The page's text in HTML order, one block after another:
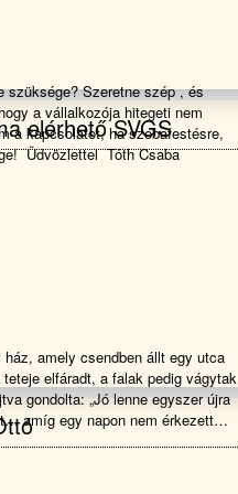
szüksége? Szeretne szép , és
a vállalkozója hitegeti nem
a kapcsolatot, ha szobafestésre,
Üdvözlettel Tóth Csaba
SVGS
amely csendben állt egy utca
elfáradt, a falak pedig vágytak
gondolta: „Jó lenne egyszer újra
amíg egy napon nem érkezett
Mi vagyunk azok, akik elé